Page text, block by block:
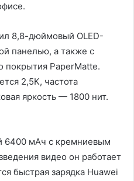
8,8-дюймовый OLED-
панелью, а также с
покрытия PaperMatte.
2,5К, частота
яркость — 1800 нит.
6400 мАч с кремниевым
видео он работает
быстрая зарядка Huawei